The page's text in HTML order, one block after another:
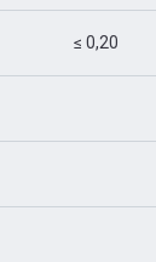
≤ 0,20